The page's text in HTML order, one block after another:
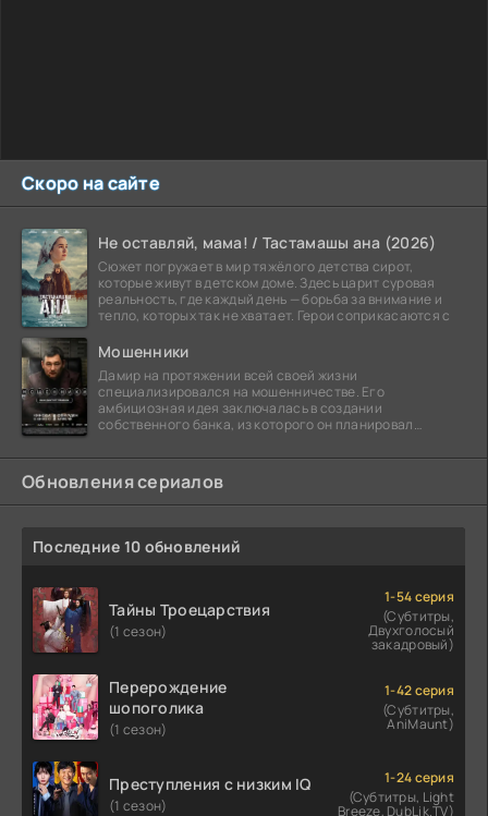
Скоро на сайте
Не оставляй, мама! / Тастамашы ана (2026)
Сюжет погружает в мир тяжёлого детства сирот,
которые живут в детском доме. Здесь царит суровая
реальность, где каждый день — борьба за внимание и
тепло, которых так не хватает. Герои соприкасаются с
Мошенники
Дамир на протяжении всей своей жизни
специализировался на мошенничестве. Его
амбициозная идея заключалась в создании
собственного банка, из которого он планировал
Обновления сериалов
Последние 10 обновлений
Тайны Троецарствия
(1 сезон)
1-54 серия
(Субтитры,
Двухголосый
закадровый)
Перерождение
шопоголика
(1 сезон)
1-42 серия
(Субтитры,
AniMaunt)
Преступления с низким IQ
(1 сезон)
1-24 серия
(Субтитры, Light
Breeze, DubLik.TV)